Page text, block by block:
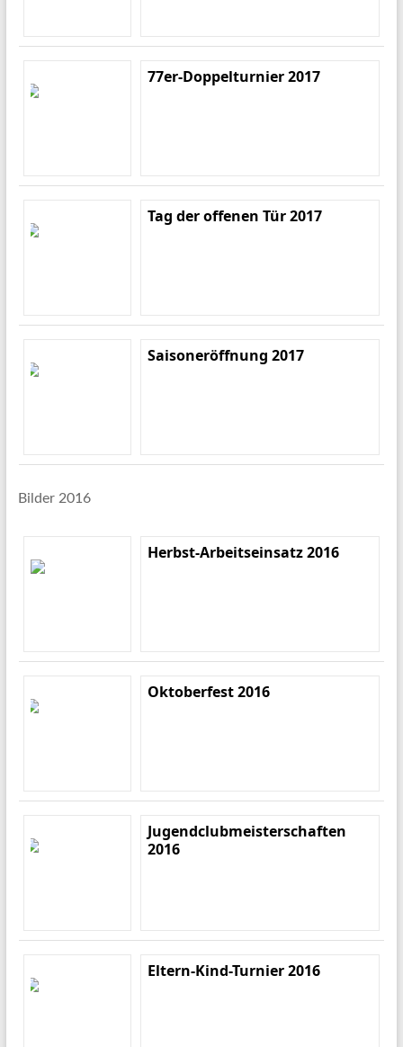
77er-Doppelturnier 2017
Tag der offenen Tür 2017
Saisoneröffnung 2017
Bilder 2016
Herbst-Arbeitseinsatz 2016
Oktoberfest 2016
Jugendclubmeisterschaften
2016
Eltern-Kind-Turnier 2016